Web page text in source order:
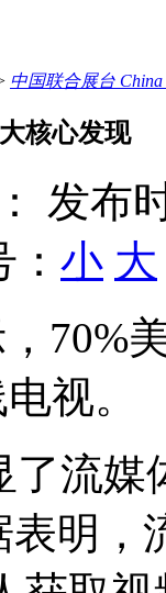
中国联合展台 China
核心发现
发布
小 大
70%
视。
了流媒
明，